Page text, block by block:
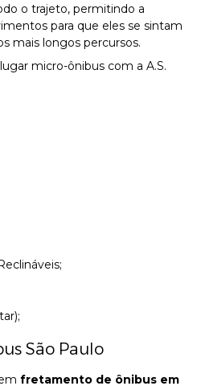
o trajeto, permitindo a
para que eles se sintam
mais longos percursos.
micro-ônibus com a A.S.
São Paulo
emfretamento de ônibus em